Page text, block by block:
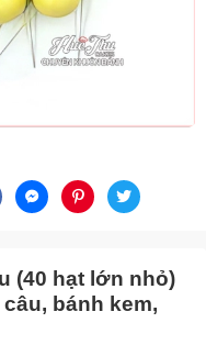
(40 hạt lớn nhỏ)
bánh kem,